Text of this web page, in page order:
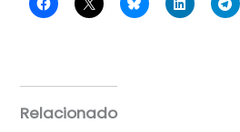
Relacionado